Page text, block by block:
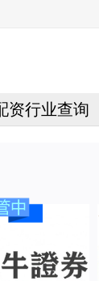
资行业查询